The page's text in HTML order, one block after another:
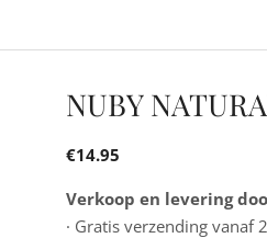
NUBY
€14.95
Verkoop en levering
· Gratis verzending vanaf